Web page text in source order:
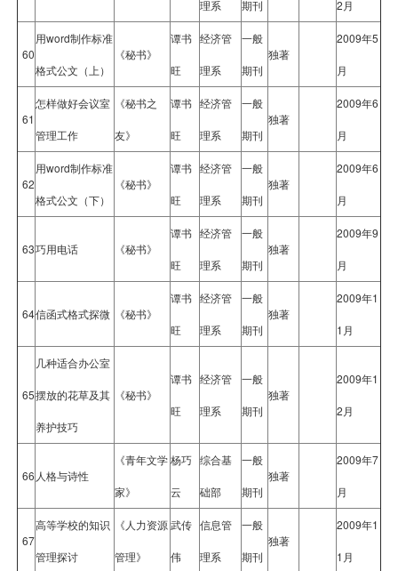
理系 期刊 2月
60
用word制作标准
格式公文（上）
《秘书》
谭书
旺
经济管
理系
一般
期刊
独著
2009年5
月
61
怎样做好会议室
管理工作
《秘书之
友》
谭书
旺
经济管
理系
一般
期刊
独著
2009年6
月
62
用word制作标准
格式公文（下）
《秘书》
谭书
旺
经济管
理系
一般
期刊
独著
2009年6
月
63巧用电话 《秘书》
谭书
旺
经济管
理系
一般
期刊
独著
2009年9
月
64信函式格式探微 《秘书》
谭书
旺
经济管
理系
一般
期刊
独著
2009年1
1月
65
几种适合办公室
摆放的花草及其
养护技巧
《秘书》
谭书
旺
经济管
理系
一般
期刊
独著
2009年1
2月
66 人格与诗性
《青年文学
家》
杨巧
云
综合基
础部
一般
期刊
独著
2009年7
月
67
高等学校的知识
管理探讨
《人力资源
管理》
武传
伟
信息管
理系
一般
期刊
独著
2009年1
1月